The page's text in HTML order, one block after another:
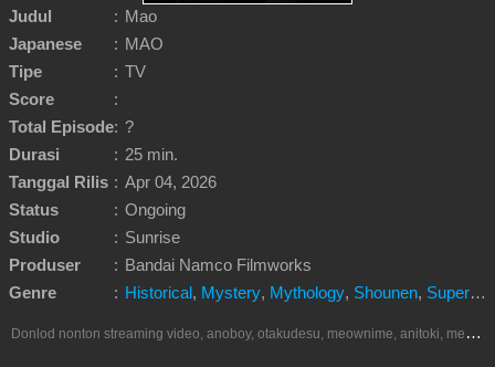
Judul : Mao
Japanese
: MAO
Tipe
: TV
Score
:
Total Episode: ?
Durasi
: 25 min.
Tanggal Rilis : Apr 04, 2026
Status
: Ongoing
Studio
: Sunrise
Produser
: Bandai Namco Filmworks
Genre
: Historical , Mystery, Mythology, Shounen, Supernatural
D
onlod nonton streaming video, anoboy, otakudesu, meownime, anitoki, meguminime, melody, oploverz, anoboy, nimegami, unduh, riie net, drivenime, myanimelist, MAL, kusonime, neonime, bstation, maxnime, animeindo, Netflix, crunchyroll, neonime, samehadaku, streaming, otakupoi, awsubs, anibatch, anikyojin, nekonime, kurogaze, zippyshare, vidio google drive, Muse Indonesia, iQIYI, Viu, Ani-One Asia, Animenonton, Otaku desu, Mangaku, Anibatch,Vidio, Genflix, Amazon Prime Video, Terlengkap Google Drive 240p, 3GP, Muse Indonesia.